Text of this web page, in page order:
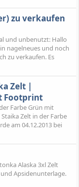
zu verkaufen
und unbenutzt: Hallo
nagelneues und noch
zu verkaufen. Es
Zelt |
Footprint
Farbe Grün mit
Zelt in der Farbe
am 04.12.2013 bei
Alaska 3xl Zelt
Apsidenunterlage.